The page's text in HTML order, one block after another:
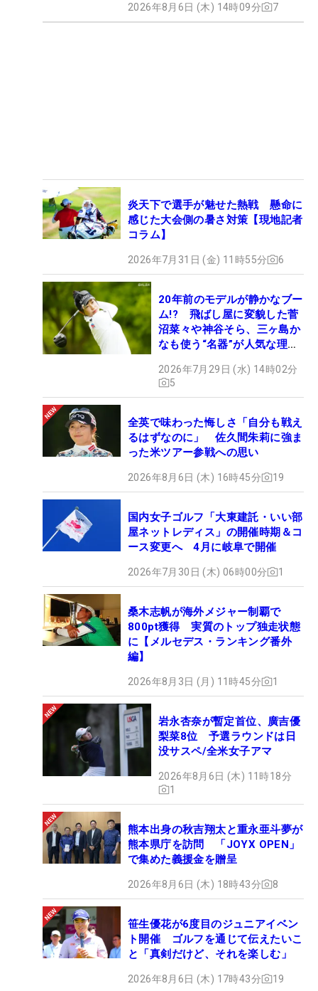
2026年8月6日 (木) 14時09分 7
炎天下で選手が魅せた熱戦 懸命に
感じた大会側の暑さ対策【現地記者
コラム】
2026年7月31日 (金) 11時55分 6
20年前のモデルが静かなブー
ム!? 飛ばし屋に変貌した菅
沼菜々や神谷そら、三ヶ島か
なも使う“名器”が人気な理由
ギア”】
2026年7月29日 (水) 14時02分
5
全英で味わった悔しさ「自分も戦え
るはずなのに」 佐久間朱莉に強ま
った米ツアー参戦への思い
2026年8月6日 (木) 16時45分 19
国内女子ゴルフ「大東建託・いい部
屋ネットレディス」の開催時期＆コ
ース変更へ 4月に岐阜で開催
2026年7月30日 (木) 06時00分 1
桑木志帆が海外メジャー制覇で
800pt獲得 実質のトップ独走状態
に【メルセデス・ランキング番外
編】
2026年8月3日 (月) 11時45分 1
岩永杏奈が暫定首位、廣吉優
梨菜8位 予選ラウンドは日
没サスペ/全米女子アマ
2026年8月6日 (木) 11時18分
1
熊本出身の秋吉翔太と重永亜斗夢が
熊本県庁を訪問 「JOYX OPEN」
で集めた義援金を贈呈
2026年8月6日 (木) 18時43分 8
笹生優花が6度目のジュニアイベン
ト開催 ゴルフを通じて伝えたいこ
と「真剣だけど、それを楽しむ」
2026年8月6日 (木) 17時43分 19